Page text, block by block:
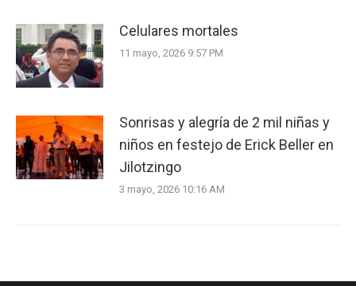
Celulares mortales
11 mayo, 2026 9:57 PM
Sonrisas y alegría de 2 mil niñas y
niños en festejo de Erick Beller en
Jilotzingo
3 mayo, 2026 10:16 AM